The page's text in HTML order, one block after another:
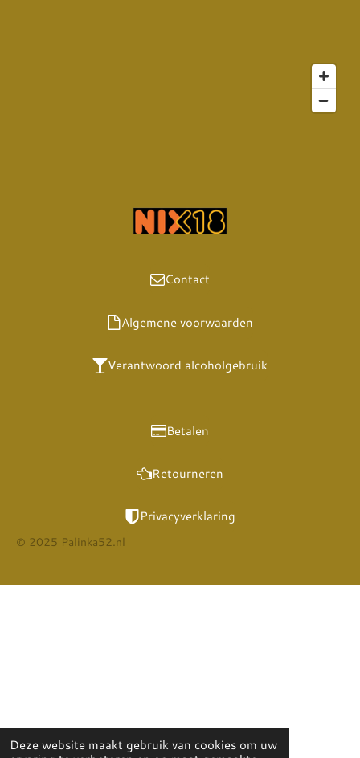
Deze website maakt gebruik van cookies om uw
Contact
Algemene voorwaarden
Verantwoord alcoholgebruik
Betalen
Retourneren
Privacyverklaring
© 2025 Palinka52.nl